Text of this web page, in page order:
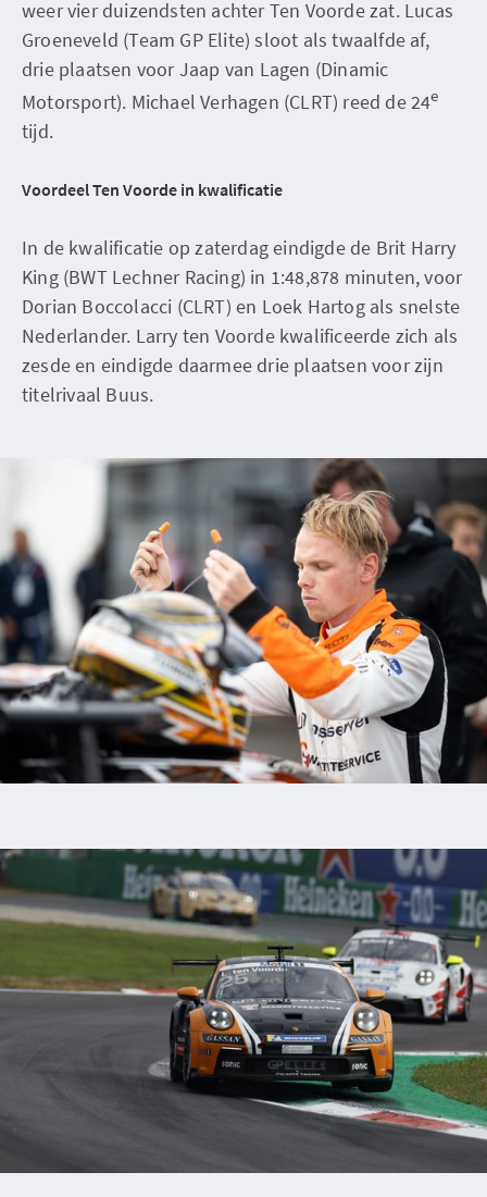
weer vier duizendsten achter Ten Voorde zat. Lucas
Groeneveld (Team GP Elite) sloot als twaalfde af,
drie plaatsen voor Jaap van Lagen (Dinamic
Motorsport). Michael Verhagen (CLRT) reed de 24e
tijd.
Voordeel Ten Voorde in kwalificatie
In de kwalificatie op zaterdag eindigde de Brit Harry
King (BWT Lechner Racing) in 1:48,878 minuten, voor
Dorian Boccolacci (CLRT) en Loek Hartog als snelste
Nederlander. Larry ten Voorde kwalificeerde zich als
zesde en eindigde daarmee drie plaatsen voor zijn
titelrivaal Buus.